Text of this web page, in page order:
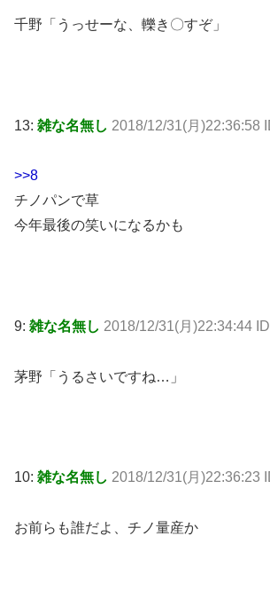
千野「うっせーな、轢き〇すぞ」
13: 雑な名無し 2018/12/31(月)22:36:58
>>8
チノパンで草
今年最後の笑いになるかも
9: 雑な名無し 2018/12/31(月)22:34:44
茅野「うるさいですね…」
10: 雑な名無し 2018/12/31(月)22:36:23
お前らも誰だよ、チノ量産か